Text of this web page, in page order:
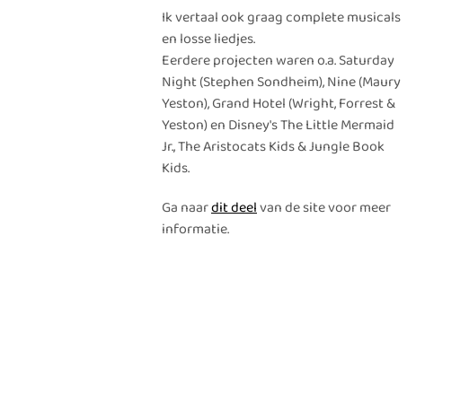
Ik vertaal ook graag complete musicals
en losse liedjes.
Eerdere projecten waren o.a. Saturday
Night (Stephen Sondheim), Nine (Maury
Yeston), Grand Hotel (Wright, Forrest &
Yeston) en Disney's The Little Mermaid
Jr., The Aristocats Kids & Jungle Book
Kids.
Ga naardit deelvan de site voor meer
informatie.